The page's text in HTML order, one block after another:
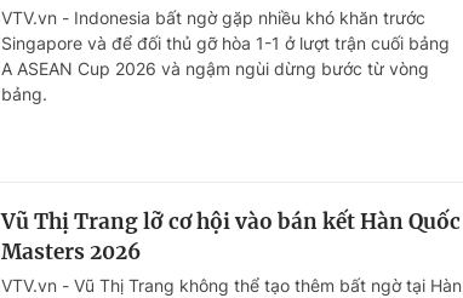
VTV.vn - Indonesia bất ngờ gặp nhiều khó khăn trước
Singapore và để đối thủ gỡ hòa 1-1 ở lượt trận cuối bảng
A ASEAN Cup 2026 và ngậm ngùi dừng bước từ vòng
bảng.
Vũ Thị Trang lỡ cơ hội vào bán kết Hàn Quốc
Masters 2026
VTV.vn - Vũ Thị Trang không thể tạo thêm bất ngờ tại Hàn